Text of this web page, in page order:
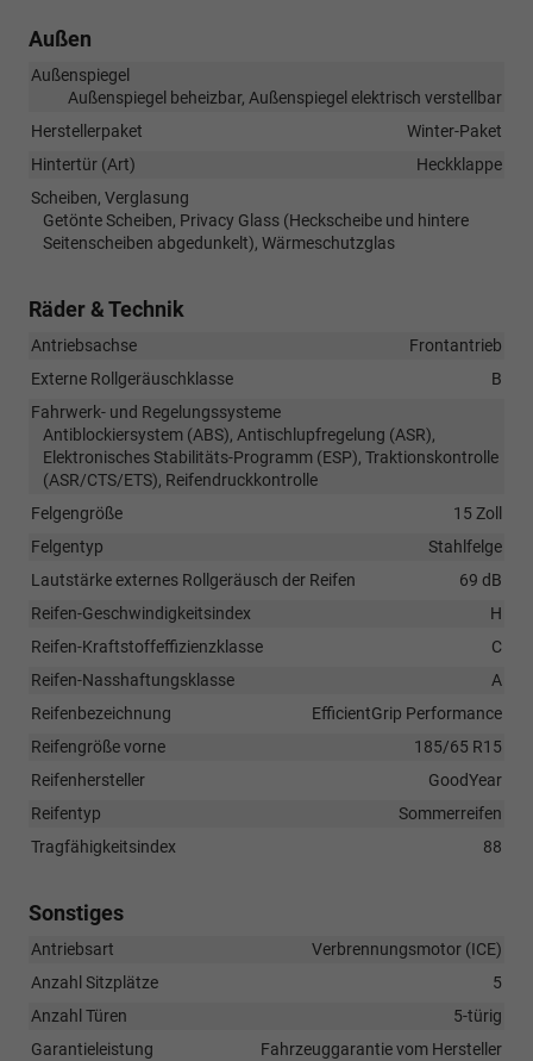
Außen
Außenspiegel
Außenspiegel beheizbar, Außenspiegel elektrisch verstellbar
Herstellerpaket
Winter-Paket
Hintertür (Art)
Heckklappe
Scheiben, Verglasung
Getönte Scheiben, Privacy Glass (Heckscheibe und hintere
Seitenscheiben abgedunkelt), Wärmeschutzglas
Räder & Technik
Antriebsachse
Frontantrieb
Externe Rollgeräuschklasse
B
Fahrwerk- und Regelungssysteme
Antiblockiersystem (ABS), Antischlupfregelung (ASR),
Elektronisches Stabilitäts-Programm (ESP), Traktionskontrolle
(ASR/CTS/ETS), Reifendruckkontrolle
Felgengröße
15 Zoll
Felgentyp
Stahlfelge
Lautstärke externes Rollgeräusch der Reifen
69 dB
Reifen-Geschwindigkeitsindex
H
Reifen-Kraftstoffeffizienzklasse
C
Reifen-Nasshaftungsklasse
A
Reifenbezeichnung
EfficientGrip Performance
Reifengröße vorne
185/65 R15
Reifenhersteller
GoodYear
Reifentyp
Sommerreifen
Tragfähigkeitsindex
88
Sonstiges
Antriebsart
Verbrennungsmotor (ICE)
Anzahl Sitzplätze
5
Anzahl Türen
5-türig
Garantieleistung
Fahrzeuggarantie vom Hersteller